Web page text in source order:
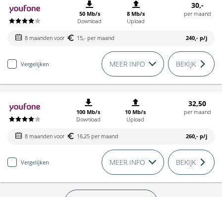
50 Mb/s
Download
8 Mb/s
Upload
30,-
per maand
8 maanden voor 15,- per maand 240,- p/j
Vergelijken MEER INFO BEKIJK
100 Mb/s
Download
10 Mb/s
Upload
32,50
per maand
8 maanden voor 16,25 per maand 260,- p/j
Vergelijken MEER INFO BEKIJK